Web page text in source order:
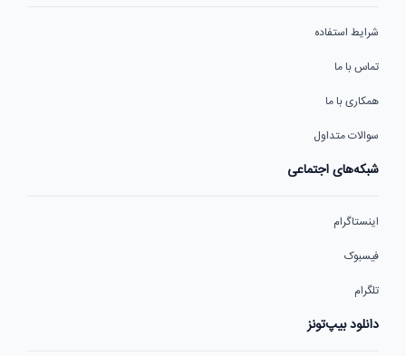
شرایط استفاده
تماس با ما
همکاری با ما
سوالات متداول
شبکه‌های اجتماعی
اینستاگرام
فیسبوک
تلگرام
دانلود بیپ‌تونز